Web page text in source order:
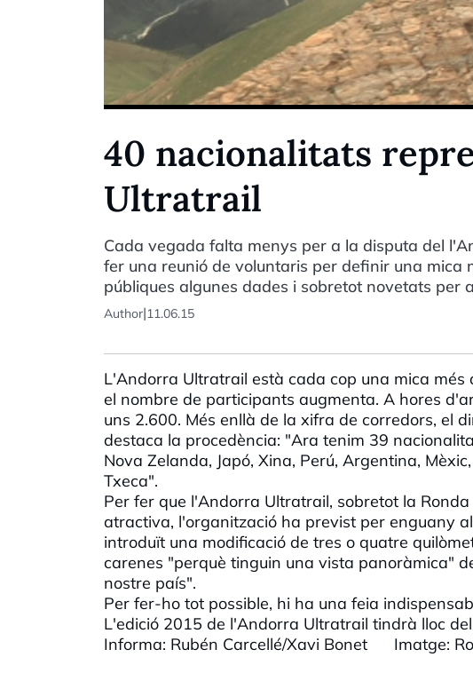
40 nacionalitats
Ultratrail
Cada vegada falta menys per a la disputa del
fer una reunió de voluntaris per definir una mica
públiques algunes dades i sobretot novetats per
Author|11.06.15
L'Andorra Ultratrail està cada cop una mica
el nombre de participants augmenta. A hores
uns 2.600. Més enllà de la xifra de corredors, el
destaca la procedència: "Ara tenim 39
Nova Zelanda, Japó, Xina, Perú, Argentina,
Txeca".
Per fer que l'Andorra Ultratrail, sobretot la
atractiva, l'organització ha previst per enguany
introduït una modificació de tres o quatre
carenes "perquè tinguin una vista panoràmica"
nostre país".
Per fer-ho tot possible, hi ha una feia
L'edició 2015 de l'Andorra Ultratrail tindrà lloc
Informa: Rubén Carcellé/Xavi Bonet Imatge: